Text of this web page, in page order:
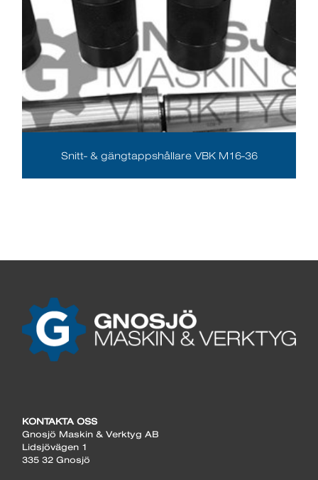
Snitt- & gängtappshållare VBK M16-36
KONTAKTA OSS
Gnosjö Maskin & Verktyg AB
Lidsjövägen 1
335 32 Gnosjö